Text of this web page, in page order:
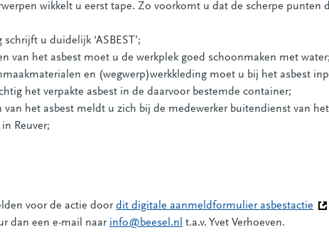
wikkelt u eerst tape. Zo voorkomt u dat de scherpe punten
schrijft u duidelijk ‘ASBEST’;
van het asbest moet u de werkplek goed schoonmaken met water;
en (wegwerp)werkkleding moet u bij het asbest
het verpakte asbest in de daarvoor bestemde container;
van het asbest meldt u zich bij de medewerker buitendienst van
Reuver;
voor de actie doordit digitale aanmeldformulier asbestactie
dan een e-mail naar info@beesel.nl t.a.v. Yvet Verhoeven.